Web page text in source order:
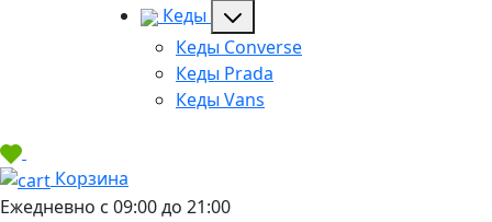
Кеды
Кеды Converse
Кеды Prada
Кеды Vans
Корзина
Ежедневно с 09:00 до 21:00